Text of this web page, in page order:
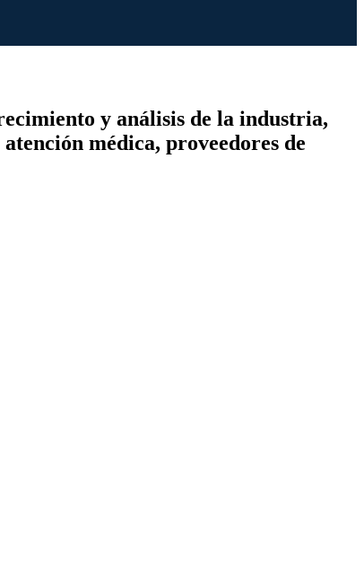
y análisis de la industria,
médica, proveedores de